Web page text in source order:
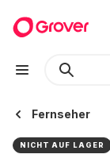
Fernseher
NICHT AUF LAGER